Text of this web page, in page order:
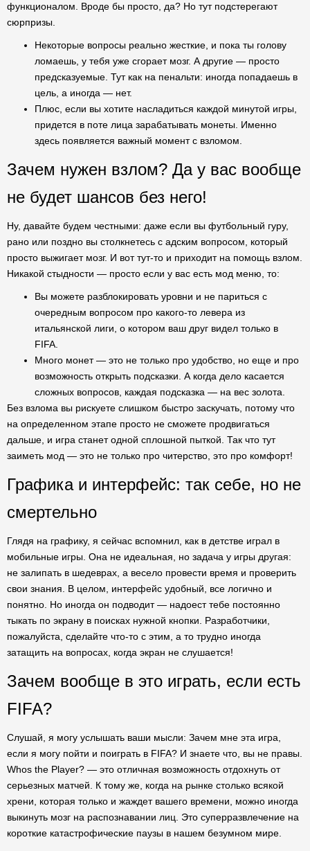
функционалом. Вроде бы просто, да? Но тут подстерегают
сюрпризы.
Некоторые вопросы реально жесткие, и пока ты голову
ломаешь, у тебя уже сгорает мозг. А другие — просто
предсказуемые. Тут как на пенальти: иногда попадаешь в
цель, а иногда — нет.
Плюс, если вы хотите насладиться каждой минутой игры,
придется в поте лица зарабатывать монеты. Именно
здесь появляется важный момент с взломом.
Зачем нужен взлом? Да у вас вообще
не будет шансов без него!
Ну, давайте будем честными: даже если вы футбольный гуру,
рано или поздно вы столкнетесь с адским вопросом, который
просто выжигает мозг. И вот тут-то и приходит на помощь взлом.
Никакой стыдности — просто если у вас есть мод меню, то:
Вы можете разблокировать уровни и не париться с
очередным вопросом про какого-то левера из
итальянской лиги, о котором ваш друг видел только в
FIFA.
Много монет — это не только про удобство, но еще и про
возможность открыть подсказки. А когда дело касается
сложных вопросов, каждая подсказка — на вес золота.
Без взлома вы рискуете слишком быстро заскучать, потому что
на определенном этапе просто не сможете продвигаться
дальше, и игра станет одной сплошной пыткой. Так что тут
заиметь мод — это не только про читерство, это про комфорт!
Графика и интерфейс: так себе, но не
смертельно
Глядя на графику, я сейчас вспомнил, как в детстве играл в
мобильные игры. Она не идеальная, но задача у игры другая:
не залипать в шедеврах, а весело провести время и проверить
свои знания. В целом, интерфейс удобный, все логично и
понятно. Но иногда он подводит — надоест тебе постоянно
тыкать по экрану в поисках нужной кнопки. Разработчики,
пожалуйста, сделайте что-то с этим, а то трудно иногда
затащить на вопросах, когда экран не слушается!
Зачем вообще в это играть, если есть
FIFA?
Слушай, я могу услышать ваши мысли: Зачем мне эта игра,
если я могу пойти и поиграть в FIFA? И знаете что, вы не правы.
Whos the Player? — это отличная возможность отдохнуть от
серьезных матчей. К тому же, когда на рынке столько всякой
хрени, которая только и жаждет вашего времени, можно иногда
выкинуть мозг на распознавании лиц. Это суперразвлечение на
короткие катастрофические паузы в нашем безумном мире.